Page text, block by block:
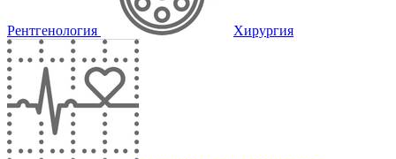
Рентгенология Хирургия